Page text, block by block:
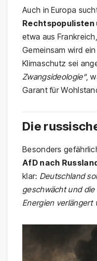
Auch in Europa
Rechtspopulisten
etwa aus
Gemeinsam wird
Klimaschutz sei
Zwangsideologie“,
Garant für
Die
Besonders
AfD nach
klar: Deutschland
geschwächt und
Energien verlängert